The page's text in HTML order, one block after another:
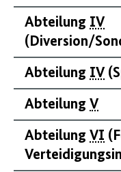
Abteilung IV
(Diversion/
Abteilung IV
Abteilung V
Abteilung VI